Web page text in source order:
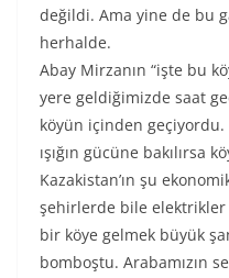
değildi. Ama yine de bu
herhalde.
Abay Mirzanın “işte bu
yere geldiğimizde saat
köyün içinden
ışığın gücüne bakılırsa
Kazakistan’ın şu
şehirlerde bile elektrikler
bir köye gelmek büyük
bomboştu. Arabamızın